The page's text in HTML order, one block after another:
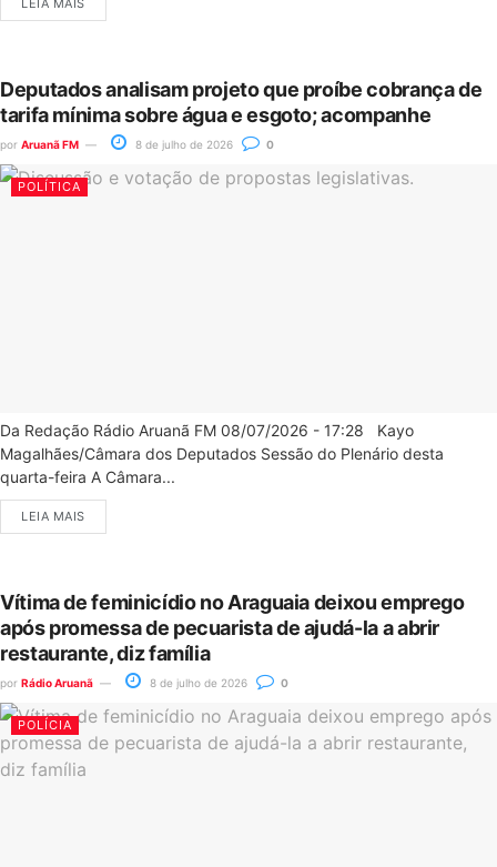
LEIA MAIS
Deputados analisam projeto que proíbe cobrança de
tarifa mínima sobre água e esgoto; acompanhe
por Aruanã FM 8 de julho de 2026 0
POLÍTICA
Da Redação Rádio Aruanã FM 08/07/2026 - 17:28 Kayo
Magalhães/Câmara dos Deputados Sessão do Plenário desta
quarta-feira A Câmara...
LEIA MAIS
Vítima de feminicídio no Araguaia deixou emprego
após promessa de pecuarista de ajudá-la a abrir
restaurante, diz família
por Rádio Aruanã 8 de julho de 2026 0
POLÍCIA